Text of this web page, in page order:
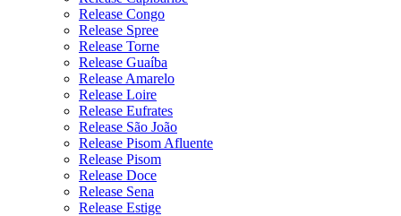
Release Congo
Release Spree
Release Torne
Release Guaíba
Release Amarelo
Release Loire
Release Eufrates
Release São João
Release Pisom Afluente
Release Pisom
Release Doce
Release Sena
Release Estige